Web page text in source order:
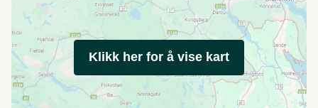
Klikk her for å vise kart